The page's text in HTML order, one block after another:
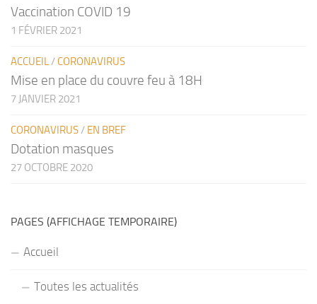
Vaccination COVID 19
1 FÉVRIER 2021
ACCUEIL/ CORONAVIRUS
Mise en place du couvre feu à 18H
7 JANVIER 2021
CORONAVIRUS/ EN BREF
Dotation masques
27 OCTOBRE 2020
PAGES (AFFICHAGE TEMPORAIRE)
Accueil
Toutes les actualités